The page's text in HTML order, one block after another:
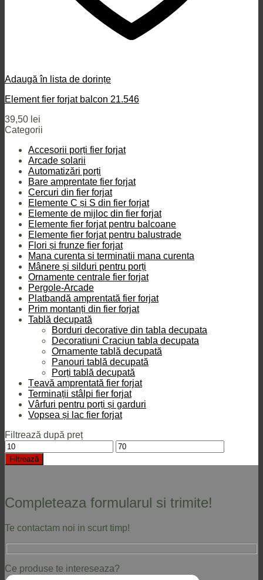
Adaugă în lista de dorințe
Element fier forjat balcon 21.546
39,50 lei
Categorii
Accesorii porți fier forjat
Arcade solarii
Automatizări porți
Bare amprentate fier forjat
Cercuri din fier forjat
Elemente C și S din fier forjat
Elemente de mijloc din fier forjat
Elemente fier forjat pentru balcoane
Elemente fier forjat pentru balustrade
Flori și frunze fier forjat
Mana curenta si terminatii mana curenta
Mânere și silduri pentru porți
Ornamente centrale fier forjat
Pergole-Arcade
Platbandă amprentată fier forjat
Prim montanți din fier forjat
Tablă decupată
Borduri decorative din tabla decupata
Decoratiuni Craciun tabla decupata
Ornamente tablă decupată
Panouri tablă decupată
Porți tablă decupată
Țeavă amprentată fier forjat
Terminații stâlpi fier forjat
Vârfuri pentru porți și garduri
Vopsea și lac fier forjat
Filtrează după preț
Preț
minim
Preț
maxim
Filtrează
Completeaza formularul si trimite!
Te contactam noi in scurt timp!
Ce produse te intereseaza?